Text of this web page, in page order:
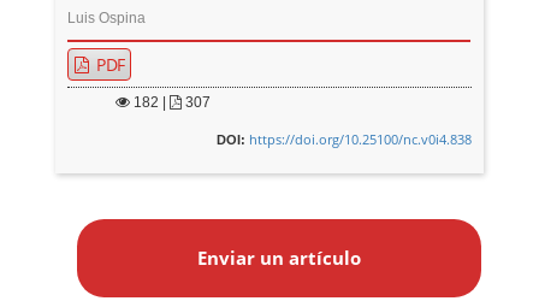
Luis Ospina
PDF
182 307
DOI: https://doi.org/10.25100/nc.v0i4.838
Enviar un artículo